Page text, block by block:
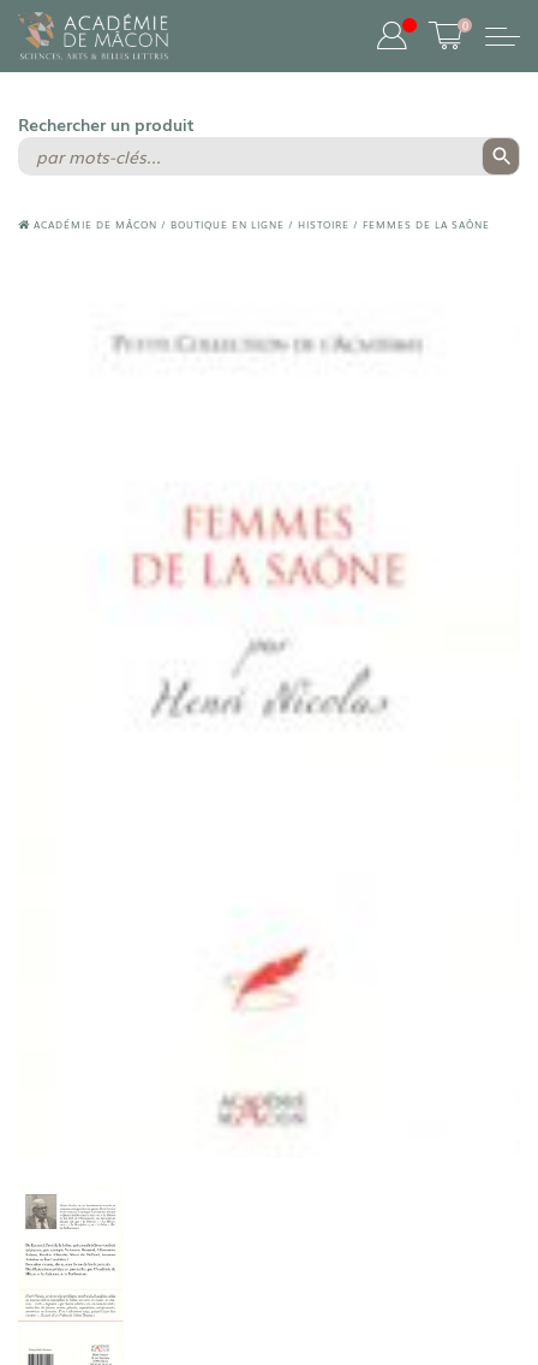
0
ACADÉMIE DE MÂCON / BOUTIQUE EN LIGNE / HISTOIRE / FEMMES DE LA SAÔNE